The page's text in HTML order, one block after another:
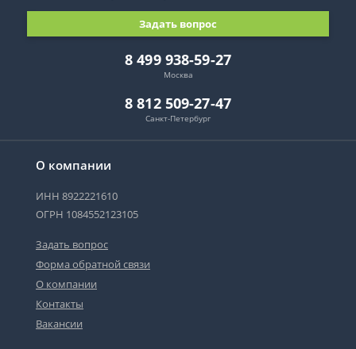
О компании
ИНН 8922221610
ОГРН 1084552123105
Задать вопрос
Форма обратной связи
О компании
Контакты
Вакансии
8 499 938-59-27
Москва
8 812 509-27-47
Санкт-Петербург
Задать вопрос